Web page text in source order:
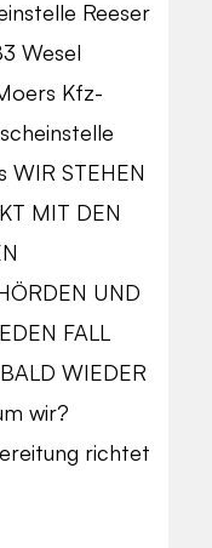
Reeser
Wesel
Kfz-
WIR STEHEN
MIT DEN
UND
FALL
WIEDER
wir?
richtet